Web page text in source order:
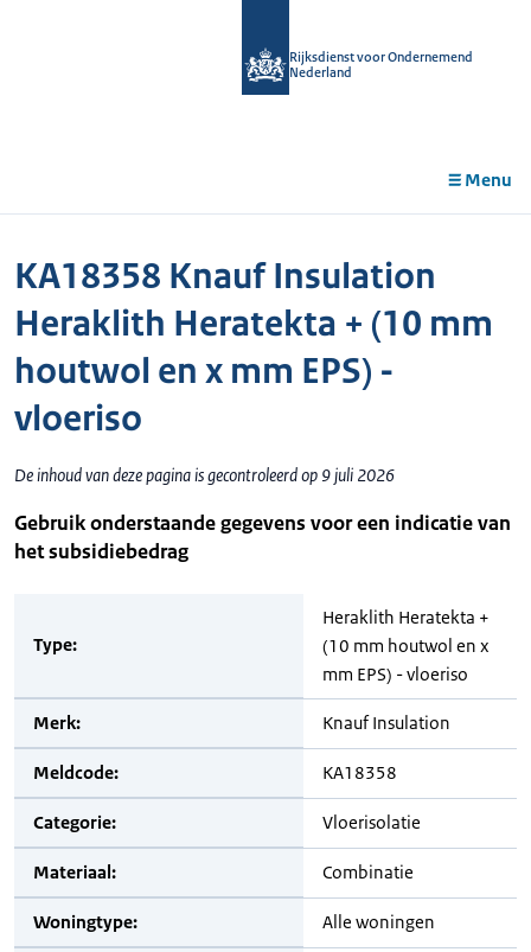
Rijksdienst voor Ondernemend
Nederland
Menu
KA18358 Knauf Insulation
Heraklith Heratekta + (10 mm
houtwol en x mm EPS) -
vloeriso
De inhoud van deze pagina is gecontroleerd op 9 juli 2026
Gebruik onderstaande gegevens voor een indicatie van
het subsidiebedrag
Type:
Heraklith Heratekta +
(10 mm houtwol en x
mm EPS) - vloeriso
Merk: Knauf Insulation
Meldcode: KA18358
Categorie: Vloerisolatie
Materiaal: Combinatie
Woningtype: Alle woningen